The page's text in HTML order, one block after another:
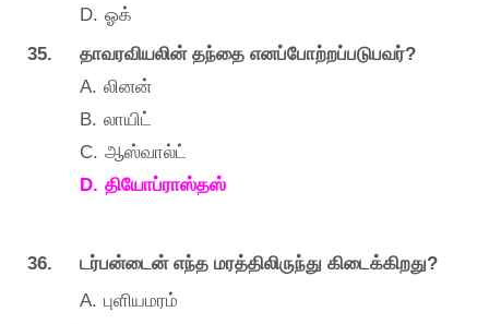
D. ஓக்
35. தாவரவியலின் தந்தை எனப்போற்றப்படுபவர்?
A. லினன்
B. லாயிட்
C. ஆஸ்வால்ட்
D. தியோப்ராஸ்தஸ்
36. டர்பன்டைன் எந்த மரத்திலிருந்து கிடைக்கிறது?
A. புளியமரம்